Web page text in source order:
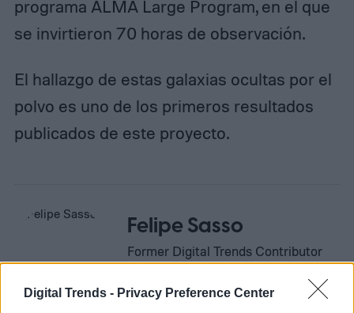
Digital Trends - Privacy Preference Center
programa ALMA Large Program, en el que
se invirtieron 70 horas de observación.
El hallazgo de estas galaxias ocultas por el
polvo es uno de los primeros resultados
publicados de este proyecto.
Felipe Sasso
Former Digital Trends Contributor